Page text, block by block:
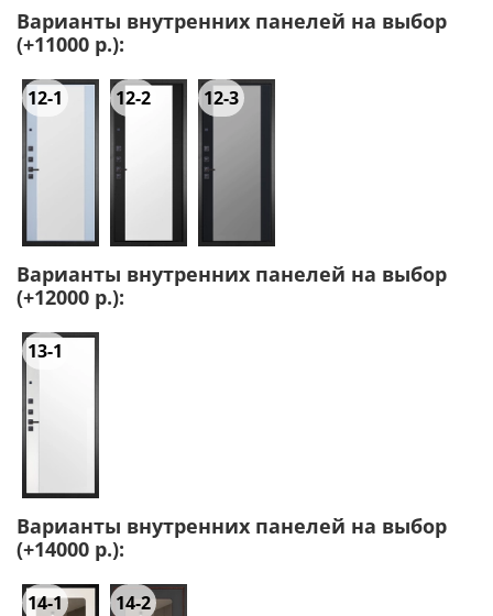
Варианты внутренних панелей на выбор
(+11000 р.):
12-1 12-2 12-3
Варианты внутренних панелей на выбор
(+12000 р.):
13-1
Варианты внутренних панелей на выбор
(+14000 р.):
14-1 14-2